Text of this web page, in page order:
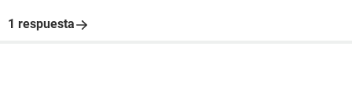
1 respuesta